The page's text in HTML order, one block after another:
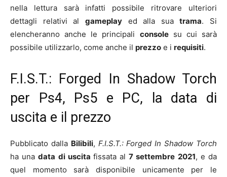
nella lettura sarà infatti possibile ritrovare ulteriori
dettagli relativi al gameplayed alla suatrama. Si
elencheranno anche le principali consolesu cui sarà
possibile utilizzarlo, come anche il prezzo e i requisiti.
F.I.S.T.: Forged In Shadow Torch
per Ps4, Ps5 e PC, la data di
uscita e il prezzo
Pubblicato dalla Bilibili, F.I.S.T.: Forged In Shadow Torch
ha unadata di uscita fissata al7 settembre 2021, e da
quel momento sarà disponibile unicamente per le